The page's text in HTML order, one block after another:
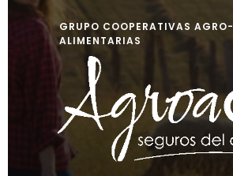
GRUPO COOPERATIVAS AGRO-
ALIMENTARIAS